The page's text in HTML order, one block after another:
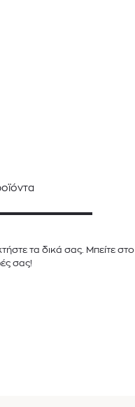
τα δικά σας. Μπείτε
σας!